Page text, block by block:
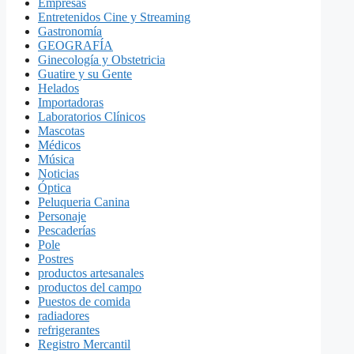
Empresas
Entretenidos Cine y Streaming
Gastronomía
GEOGRAFÍA
Ginecología y Obstetricia
Guatire y su Gente
Helados
Importadoras
Laboratorios Clínicos
Mascotas
Médicos
Música
Noticias
Óptica
Peluqueria Canina
Personaje
Pescaderías
Pole
Postres
productos artesanales
productos del campo
Puestos de comida
radiadores
refrigerantes
Registro Mercantil